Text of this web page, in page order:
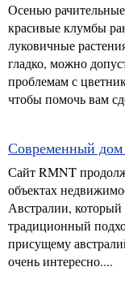
Осенью
красивые клумбы
луковичные
гладко, можно
проблемам с
чтобы помочь вам
Современный
Сайт RMNT
объектах
Австралии,
традиционный
присущему
очень интересно....